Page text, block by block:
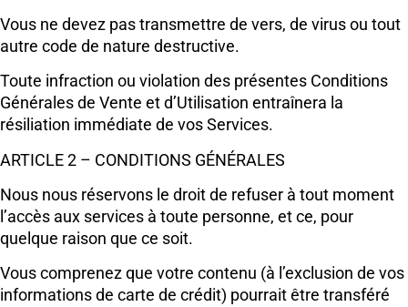
Vous ne devez pas transmettre de vers, de virus ou tout
autre code de nature destructive.
Toute infraction ou violation des présentes Conditions
Générales de Vente et d’Utilisation entraînera la
résiliation immédiate de vos Services.
ARTICLE 2 – CONDITIONS GÉNÉRALES
Nous nous réservons le droit de refuser à tout moment
l’accès aux services à toute personne, et ce, pour
quelque raison que ce soit.
Vous comprenez que votre contenu (à l’exclusion de vos
informations de carte de crédit) pourrait être transféré